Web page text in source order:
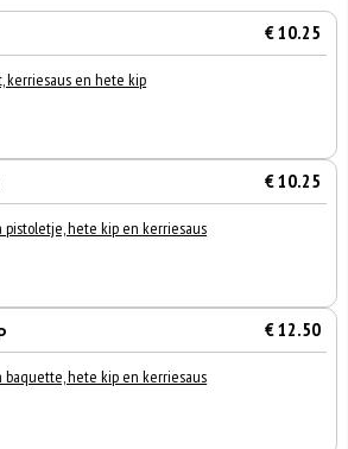
€ 10.25
kerriesaus en hete kip
€ 10.25
hete kip en kerriesaus
€ 12.50
hete kip en kerriesaus